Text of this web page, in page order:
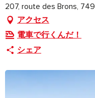
207, route des Brons,
アクセス
電車で行くんだ！
シェア